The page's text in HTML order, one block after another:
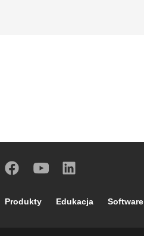
Footer main navigation
Produkty Edukacja Software